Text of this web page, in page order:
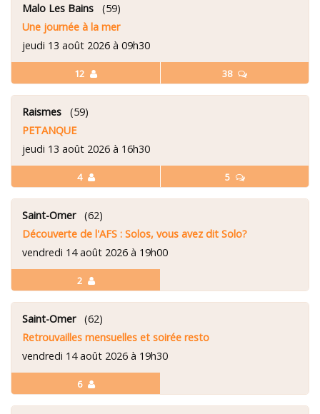
12 38
Malo Les Bains (59)
Une journée à la mer
jeudi 13 août 2026 à 09h30
4 5
Raismes (59)
PETANQUE
jeudi 13 août 2026 à 16h30
2
Saint-Omer(62)
Découverte de l'AFS : Solos, vous avez dit Solo?
vendredi 14 août 2026 à 19h00
6
Saint-Omer(62)
Retrouvailles mensuelles et soirée resto
vendredi 14 août 2026 à 19h30